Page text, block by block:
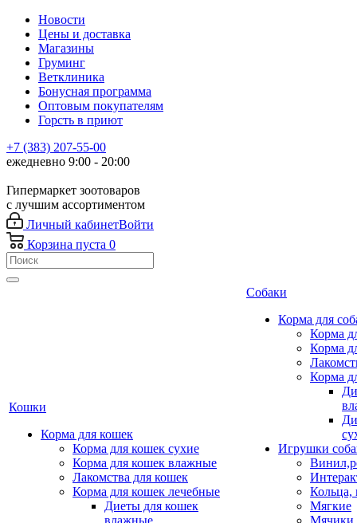
Новости
Цены и доставка
Магазины
Груминг
Ветклиника
Бонусная программа
Оптовым покупателям
Горсть в приют
+7 (383) 207-55-00
ежедневно 9:00 - 20:00
Гипермаркет зоотоваров
с лучшим ассортиментом
Личный кабинетВойти
Корзина пуста 0
Кошки
Корма для кошек
Корма для кошек сухие
Корма для кошек влажные
Лакомства для кошек
Корма для кошек лечебные
Диеты для кошек
влажные
Собаки
Корма для
Корма
Корма
Корма
Игрушки
Кольца,
Мягкие
Мячики